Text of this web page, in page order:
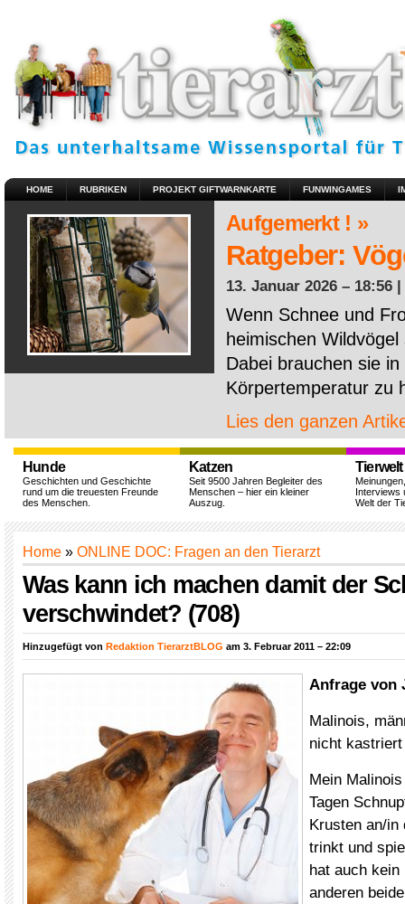
HOME RUBRIKEN PROJEKT GIFTWARNKARTE FUNWINGAMES
Aufgemerkt ! »
Ratgeber:
13. Januar 2026 – 18:56 |
Wenn Schnee und
heimischen
Dabei brauchen sie
Körpertemperatur zu
Lies den ganzen
Hunde
Geschichten und Geschichte
rund um die treuesten Freunde
des Menschen.
Katzen
Seit 9500 Jahren Begleiter des
Menschen – hier ein kleiner
Auszug.
Tierwelt
Interviews
Welt der
Home » ONLINE DOC: Fragen an den Tierarzt
Was kann ich machen damit der
verschwindet? (708)
Hinzugefügt von Redaktion TierarztBLOG am 3. Februar 2011 – 22:09
Anfrage von
Malinois,
nicht kastriert
Mein
Tagen
Krusten an/
trinkt und
hat auch kein
anderen